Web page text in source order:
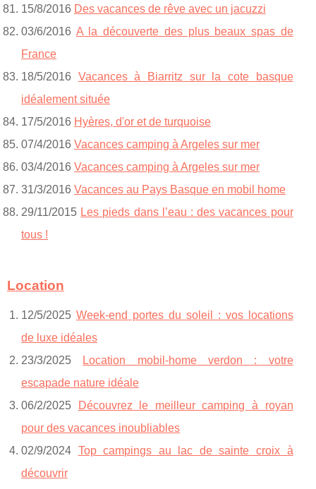
15/8/2016 Des vacances de rêve avec un jacuzzi
03/6/2016 A la découverte des plus beaux spas de
France
18/5/2016 Vacances à Biarritz sur la cote basque
idéalement située
17/5/2016 Hyères, d'or et de turquoise
07/4/2016 Vacances camping à Argeles sur mer
03/4/2016 Vacances camping à Argeles sur mer
31/3/2016 Vacances au Pays Basque en mobil home
29/11/2015 Les pieds dans l’eau : des vacances pour
tous !
Location
12/5/2025 Week-end portes du soleil : vos locations
de luxe idéales
23/3/2025
Location mobil-home verdon : votre
escapade nature idéale
06/2/2025
Découvrez le meilleur camping à royan
pour des vacances inoubliables
02/9/2024 Top campings au lac de sainte croix à
découvrir